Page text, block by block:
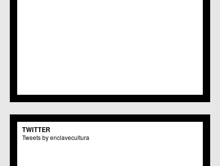
TWITTER
Tweets by enclavecultura